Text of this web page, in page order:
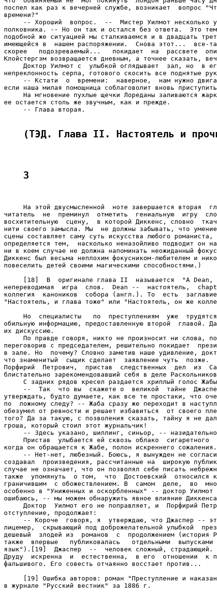
(ТЭД. Глава II. Настоятель и
3
На этой двусмысленной  ноте завершается вторая
читатель  не  преминул  отметить  гениальную  игру
восхитительную  сцену,  в которой Диккенс, словно
нити своего замысла. Мы  не должны забывать, что умение
сцены составляет саму суть искусства любого романиста,
определяется тем,  насколько неназойливо подводит он
ни в коем случае не должна напоминать неожиданный
Диккенс был весьма неплохим фокусником-любителем и
повеселить детей своими магическими способностями.)
[18]  В  оригинале глава II  называется  "A Dean,
непереводимая  игра  слов.  Dean --  настоятель,
коллегия  каноников  собора (англ.). То  есть
"Настоятель, и глава тоже" или "Настоятель, он же
Но  специалисты   по  преступлениям  уже
обильную информацию, предоставленную второй  главой.
их дискуссию.
По правде говоря, никто не произносит ни слова,
переговорив с председателем, решительно покидает
в зале. Но  почему? Словно заметив наше удивление,
что знаменитый  сыщик сделает  заявление чуть  позже.
Порфирий  Петрович,  пристав  следственных  дел  из
блистательно зарекомендовавший себя в деле
С задних рядов кресел раздается хриплый голос
--  Так  что вы  скажете о  великой  тайне
утверждать, будто думаете, как все те простаки, что
по  ложному следу? -- Жаба сразу же переходит в
обезумел от ревности и решает избавиться  от своего
того? Да за такую, с позволения сказать, тайну я не
гроша, который стоил этот журнальчик!
-- Здесь указано, шиллинг, синьор, --
Пристав  улыбается ей сквозь облако  сигаретного
когда он обращается к Жабе, полон искреннего сожаления.
-- Нет-нет, любезный. Боюсь, я вынужден не
создавал  произведения, рассчитанные на  широкую
случае не означает, что он позволял себе писать
также  упомянуть  о том,  что  Достоевский  относился
граничившим  с обожествлением. В  самом  деле,  во
особенно в "Униженных и оскорбленных" -- доктор
ошибаюсь, -- мы можем обнаружить явное влияние
Доктор  Уилмот его не поправляет, и  Порфирий
отступление, продолжает:
-- Короче  говоря, я  утверждаю, что Джаспер --
лицемер,  скрывающий под доброжелательной улыбкой
дешевый  злодей из  романов  с  продолжением (история
также  впервые   публиковалась   отдельными
язык").[19]  Джаспер  --  человек сложный, страдающий.
Друду  искренна  и  естественна,  в его  отношении  к
фальшивого. Его совесть отчаянно восстает против...
[19] Ошибка авторов: роман "Преступление и
в журнале "Русский вестник" за 1886 г.